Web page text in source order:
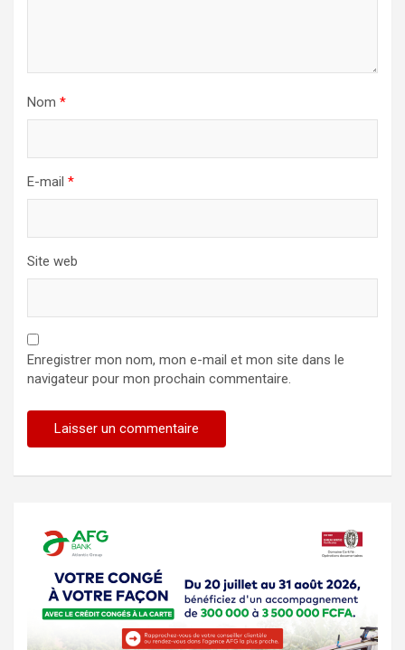
Nom *
E-mail *
Site web
Enregistrer mon nom, mon e-mail et mon site dans le
navigateur pour mon prochain commentaire.